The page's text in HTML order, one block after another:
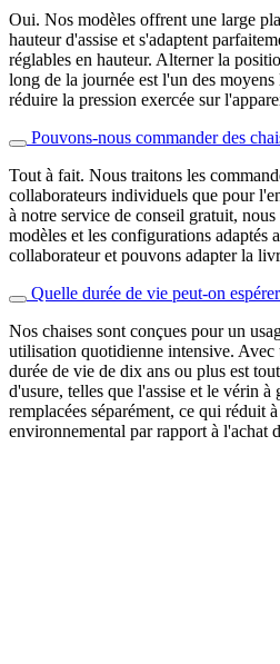
Oui. Nos modèles offrent une large
hauteur d'assise et s'adaptent
réglables en hauteur. Alterner la
long de la journée est l'un des
réduire la pression exercée sur
Pouvons-nous commander des
Tout à fait. Nous traitons les
collaborateurs individuels que pour
à notre service de conseil gratuit,
modèles et les configurations adaptés
collaborateur et pouvons adapter la
Quelle durée de vie peut-on
Nos chaises sont conçues pour un
utilisation quotidienne intensive. Avec
durée de vie de dix ans ou plus est
d'usure, telles que l'assise et le vérin à
remplacées séparément, ce qui réduit
environnemental par rapport à l'achat